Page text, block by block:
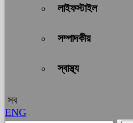
লাইফস্টাইল
সম্পাদকীয়
স্বাস্থ্য
সব
ENG